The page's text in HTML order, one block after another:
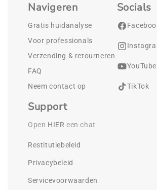
Navigeren
Gratis huidanalyse
Voor professionals
Verzending & retourneren
FAQ
Neem contact op
Socials
YouTube
TikTok
Support
Open HIER een chat
Restitutiebeleid
Privacybeleid
Servicevoorwaarden